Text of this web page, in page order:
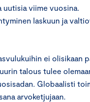
viime vuosina.
laskuun ja
ei olisikaan
talous tulee
Globaalisti
arvoketjujaan.